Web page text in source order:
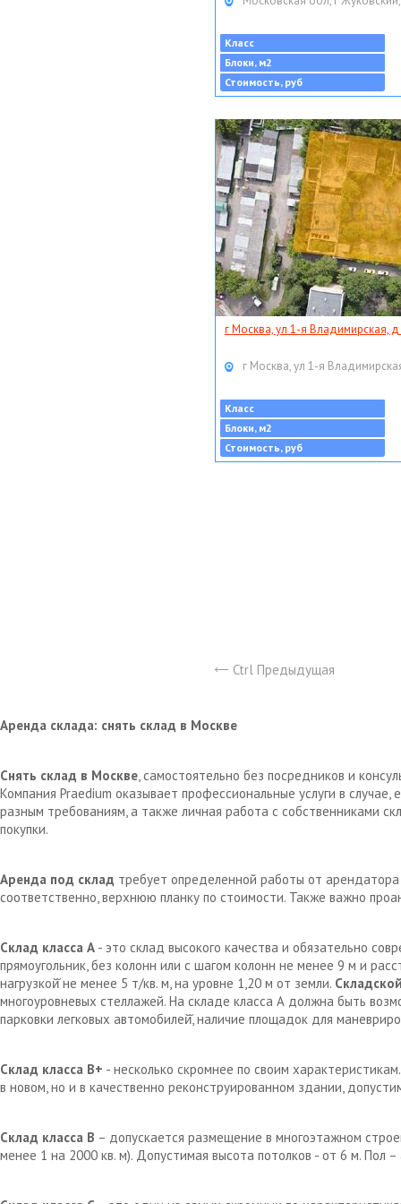
Класс
Блоки, м2
Стоимость, руб
г Москва, ул 1-я Владимирская, д
г Москва, ул 1-я
Класс
Блоки, м2
Стоимость, руб
Ctrl Предыдущая
Аренда склада: снять склад в Москве
Снять склад в Москве, самостоятельно без посредников и
Компания Praedium оказывает профессиональные услуги в
разным требованиям, а также личная работа с собственниками
покупки.
Аренда под склад требует определенной работы от
соответственно, верхнюю планку по стоимости. Также важно
Склад класса А - это склад высокого качества и обязательно
прямоугольник, без колонн или с шагом колонн не менее 9 м и
нагрузкой̆ не менее 5 т/кв. м, на уровне 1,20 м от земли.
многоуровневых стеллажей. На складе класса А должна быть
парковки легковых автомобилей̆, наличие площадок для
Склад класса В+ - несколько скромнее по своим
в новом, но и в качественно реконструированном здании,
Склад класса В – допускается размещение в многоэтажном
менее 1 на 2000 кв. м). Допустимая высота потолков - от 6 м. Пол